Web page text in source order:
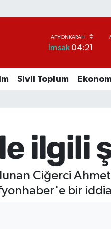
İmsak04:21
Sivil Toplum
ilgili
Ciğerci
bir